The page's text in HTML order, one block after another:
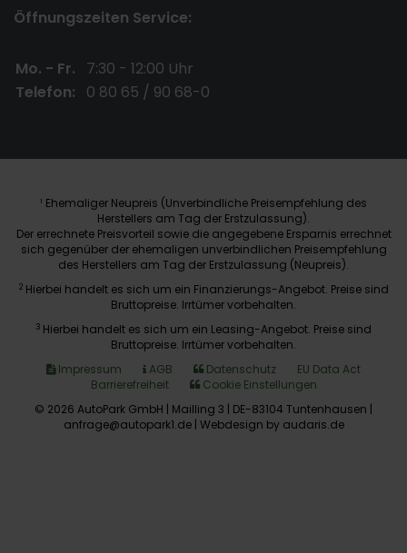
Öffnungszeiten Service:
Mo. - Fr.
7:30 - 12:00 Uhr
Telefon:
0 80 65 / 90 68-0
1 Ehemaliger Neupreis (Unverbindliche Preisempfehlung des
Herstellers am Tag der Erstzulassung).
Der errechnete Preisvorteil sowie die angegebene Ersparnis errechnet
sich gegenüber der ehemaligen unverbindlichen Preisempfehlung
des Herstellers am Tag der Erstzulassung (Neupreis).
2 Hierbei handelt es sich um ein Finanzierungs-Angebot. Preise sind
Bruttopreise. Irrtümer vorbehalten.
3 Hierbei handelt es sich um ein Leasing-Angebot. Preise sind
Bruttopreise. Irrtümer vorbehalten.
Impressum
AGB Datenschutz
EU Data Act
Barrierefreiheit
Cookie Einstellungen
© 2026 AutoPark GmbH | Mailling 3 | DE-83104 Tuntenhausen |
anfrage@autopark1.de | Webdesign by audaris.de